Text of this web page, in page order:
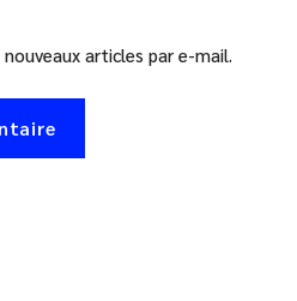
articles par e-mail.